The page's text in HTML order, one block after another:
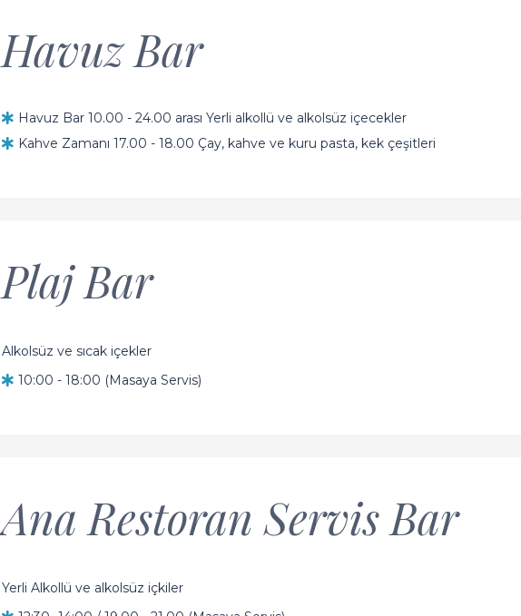
Havuz Bar
Havuz Bar 10.00 - 24.00 arası Yerli alkollü ve alkolsüz içecekler
Kahve Zamanı 17.00 - 18.00 Çay, kahve ve kuru pasta, kek çeşitleri
Plaj Bar
Alkolsüz ve sıcak içekler
10:00 - 18:00 (Masaya Servis)
Ana Restoran Servis Bar
Yerli Alkollü ve alkolsüz içkiler